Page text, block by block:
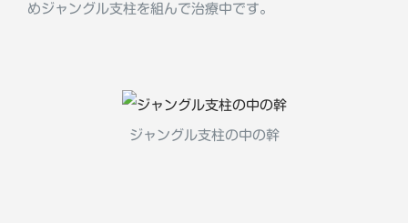
めジャングル支柱を組んで治療中です。
ジャングル支柱の中の幹